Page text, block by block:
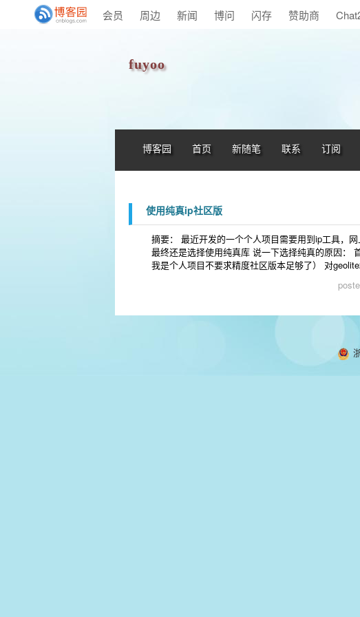
会员 周边 新闻 博问 闪存 赞助商
fuyoo
博客园 首页 新随笔 联系 订阅
使用纯真ip社区版
摘要： 最近开发的一个个人项目需要用到ip工具，
最终还是选择使用纯真库 说一下选择纯真的原因：
我是个人项目不要求精度社区版本足够了） 对